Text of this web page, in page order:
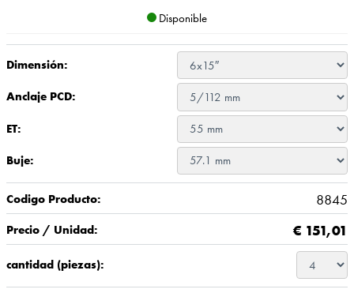
Disponible
Dimensión:
Anclaje PCD:
ET:
Buje:
Codigo Producto: 8845
Precio / Unidad: € 151,01
cantidad (piezas):